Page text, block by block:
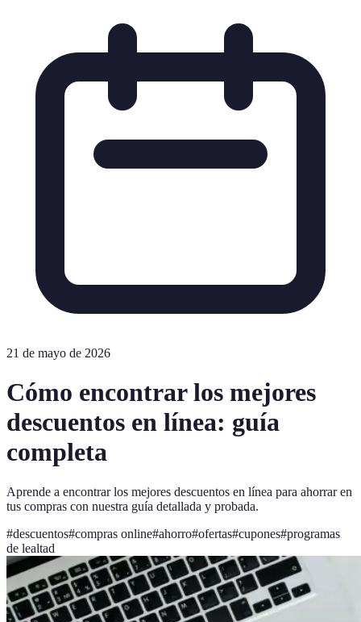
21 de mayo de 2026
Cómo encontrar los mejores
descuentos en línea: guía
completa
Aprende a encontrar los mejores descuentos en línea para ahorrar en
tus compras con nuestra guía detallada y probada.
#descuentos#compras online#ahorro#ofertas#cupones#programas
de lealtad